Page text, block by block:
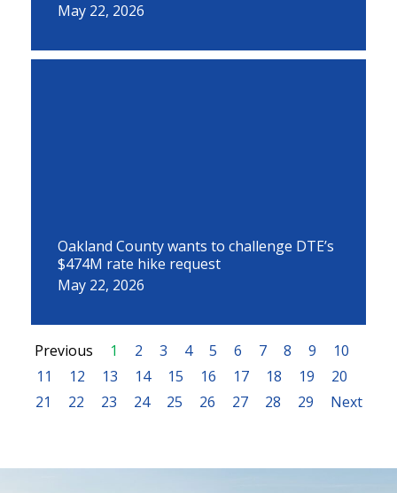
May 22, 2026
Oakland County wants to challenge DTE’s
$474M rate hike request
May 22, 2026
Previous 1 2 3 4 5 6 7 8 9
10
11
12 13 14 15 16 17 18 19
20
21
22 23 24 25 26 27 28 29 Next